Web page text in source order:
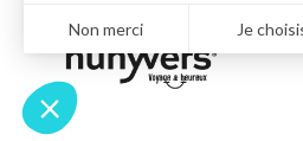
Non merci Je
Axeptio consent
Plateforme de Gestion du
Notre plateforme vous permet